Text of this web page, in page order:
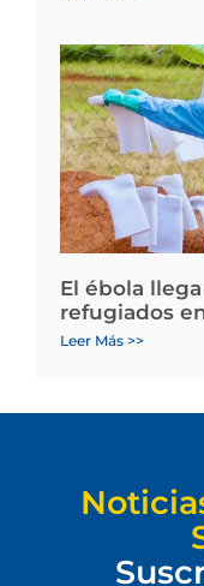
El ébola
refugiados
Leer Más >>